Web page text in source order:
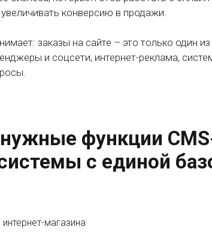
конверсию в продажи.
заказы на сайте – это только один
и соцсети, интернет-реклама,
функции
с единой
магазина